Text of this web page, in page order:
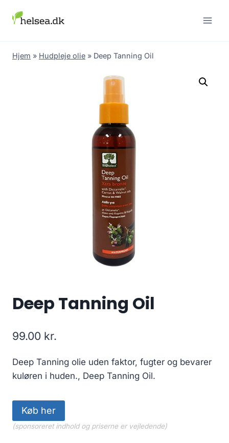
Hjem » Hudpleje olie » Deep Tanning Oil
Deep Tanning Oil
99.00 kr.
Deep Tanning olie uden faktor, fugter og bevarer
kuløren i huden., Deep Tanning Oil.
Køb her
(sponsoreret indhold og priserne er vejledende)